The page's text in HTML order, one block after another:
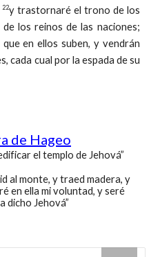
22y trastornaré el trono de los
los reinos de las naciones;
en ellos suben, y vendrán
cada cual por la espada de su
de Hageo
el templo de Jehová”
al monte, y traed madera, y
en ella mi voluntad, y seré
dicho Jehová”